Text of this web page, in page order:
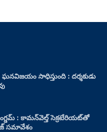
సాధిస్తుంది : దర్శకుడు
: కామన్‌వెల్త్ సెక్రటేరియట్‌తో
సమావేశం